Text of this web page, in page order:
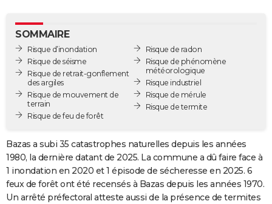
GUIDES D'ACHAT
BONS PLANS
CARTE DE VOEUX
Carte de Noël
Carte Bonne année
Carte Saint-Valentin
Carte Pâques
Carte d'anniversaire
DICTIONNAIRE
COPAINS D'AVANT
S'inscrire
Se connecter
Lycées
Collèges
Primaires
Universités
Entreprises
Service militaire
Avis de recherche
AVIS DE DÉCÈS
SOMMAIRE
Risque d’inondation
Risque de séisme
Risque de retrait-gonflement
des argiles
Risque de mouvement de
terrain
Risque de feu de forêt
Risque de radon
Risque de phénomène
météorologique
Risque industriel
Risque de mérule
Risque de termite
Bazas a subi 35 catastrophes naturelles depuis les années
1980, la dernière datant de 2025. La commune a dû faire face à
1 inondation en 2020 et 1 épisode de sécheresse en 2025. 6
feux de forêt ont été recensés à Bazas depuis les années 1970.
Un arrêté préfectoral atteste aussi de la présence de termites